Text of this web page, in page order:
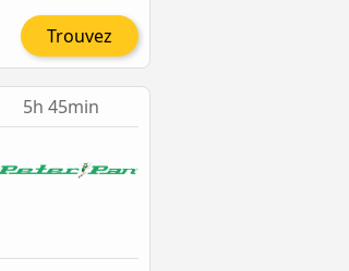
Trouvez
5h 45min